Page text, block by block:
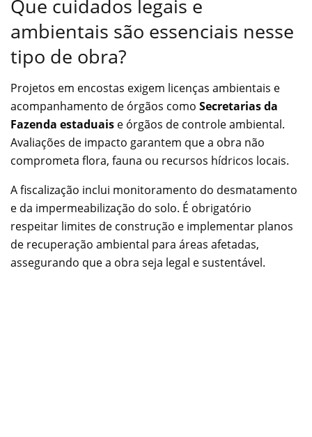
Que cuidados legais e
ambientais são essenciais nesse
tipo de obra?
Projetos em encostas exigem licenças ambientais e
acompanhamento de órgãos como Secretarias da
Fazenda estaduais e órgãos de controle ambiental.
Avaliações de impacto garantem que a obra não
comprometa flora, fauna ou recursos hídricos locais.
A fiscalização inclui monitoramento do desmatamento
e da impermeabilização do solo. É obrigatório
respeitar limites de construção e implementar planos
de recuperação ambiental para áreas afetadas,
assegurando que a obra seja legal e sustentável.